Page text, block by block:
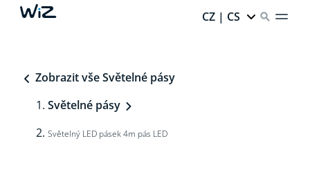
CZ | CS
Zobrazit vše Světelné pásy
Světelné pásy
Světelný LED pásek 4m pás LED